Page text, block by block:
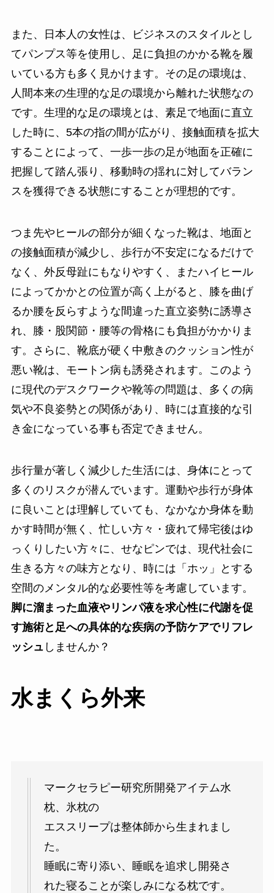
また、日本人の女性は、ビジネスのスタイルとし
てパンプス等を使用し、足に負担のかかる靴を履
いている方も多く見かけます。その足の環境は、
人間本来の生理的な足の環境から離れた状態なの
です。生理的な足の環境とは、素足で地面に直立
した時に、5本の指の間が広がり、接触面積を拡大
することによって、一歩一歩の足が地面を正確に
把握して踏ん張り、移動時の揺れに対してバラン
スを獲得できる状態にすることが理想的です。
つま先やヒールの部分が細くなった靴は、地面と
の接触面積が減少し、歩行が不安定になるだけで
なく、外反母趾にもなりやすく、またハイヒール
によってかかとの位置が高く上がると、膝を曲げ
るか腰を反らすような間違った直立姿勢に誘導さ
れ、膝・股関節・腰等の骨格にも負担がかかりま
す。さらに、靴底が硬く中敷きのクッション性が
悪い靴は、モートン病も誘発されます。このよう
に現代のデスクワークや靴等の問題は、多くの病
気や不良姿勢との関係があり、時には直接的な引
き金になっている事も否定できません。
歩行量が著しく減少した生活には、身体にとって
多くのリスクが潜んでいます。運動や歩行が身体
に良いことは理解していても、なかなか身体を動
かす時間が無く、忙しい方々・疲れて帰宅後はゆ
っくりしたい方々に、せなピンでは、現代社会に
生きる方々の味方となり、時には「ホッ」とする
空間のメンタル的な必要性等を考慮しています。
脚に溜まった血液やリンパ液を求心性に代謝を促
す施術と足への具体的な疾病の予防ケアでリフレ
ッシュ しませんか？
水まくら外来
マークセラピー研究所開発アイテム水
枕、氷枕の
エススリープは整体師から生まれまし
た。
睡眠に寄り添い、睡眠を追求し開発さ
れた寝ることが楽しみになる枕です。